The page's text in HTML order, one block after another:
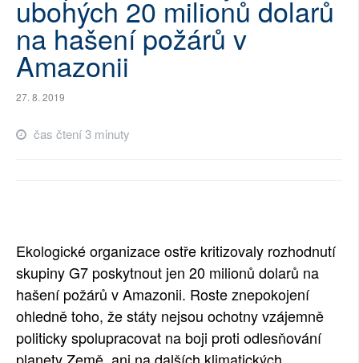
ROZHOVORY
TÉMATA
PLNÁ VERZE STRÁNEK
ubohých 20 milionů dolarů
na hašení požárů v
Amazonii
27. 8. 2019
čas čtení 3 minuty
Ekologické organizace ostře kritizovaly rozhodnutí
skupiny G7 poskytnout jen 20 milionů dolarů na
hašení požárů v Amazonii. Roste znepokojení
ohledně toho, že státy nejsou ochotny vzájemně
politicky spolupracovat na boji proti odlesňování